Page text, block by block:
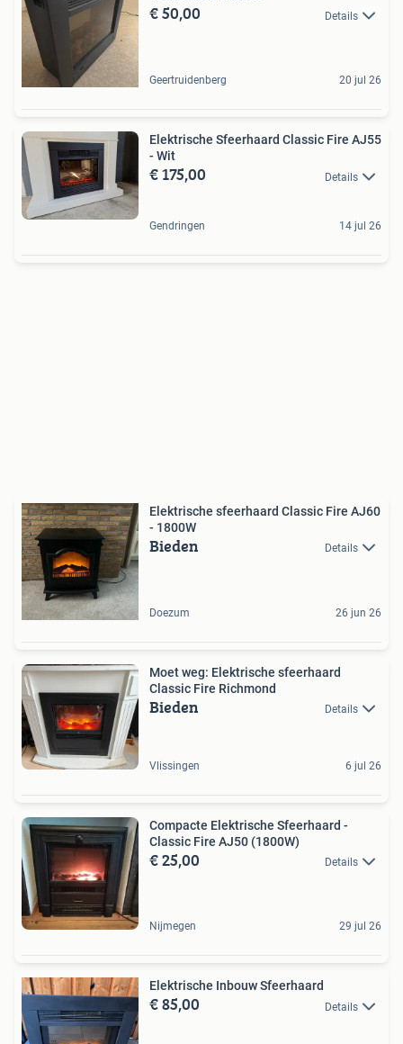
€ 50,00 Details
Geertruidenberg 20 jul 26
Elektrische Sfeerhaard Classic Fire AJ55
- Wit
€ 175,00 Details
Gendringen 14 jul 26
Elektrische sfeerhaard Classic Fire AJ60
- 1800W
Bieden Details
Doezum 26 jun 26
Moet weg: Elektrische sfeerhaard
Classic Fire Richmond
Bieden Details
Vlissingen 6 jul 26
Compacte Elektrische Sfeerhaard -
Classic Fire AJ50 (1800W)
€ 25,00 Details
Nijmegen 29 jul 26
Elektrische Inbouw Sfeerhaard
€ 85,00 Details